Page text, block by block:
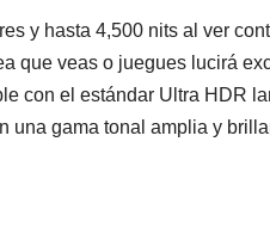
y hasta 4,500 nits al ver
que veas o juegues lucirá
con el estándar Ultra HDR
una gama tonal amplia y